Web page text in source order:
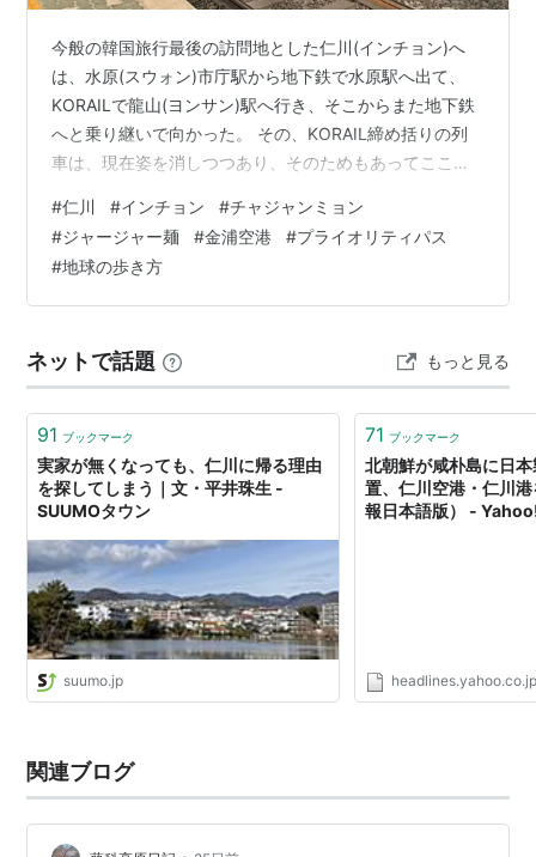
→仁川ユナイテッドFC
今般の韓国旅行最後の訪問地とした仁川(インチョン)へ
は、水原(スウォン)市庁駅から地下鉄で水原駅へ出て、
KORAILで龍山(ヨンサン)駅へ行き、そこからまた地下鉄
へと乗り継いで向かった。 その、KORAIL締め括りの列
車は、現在姿を消しつつあり、そのためもあってここま
KTX, ITXという高速列車が多数運行されている今、急行
のムグンファ号と比べるとその位置付けがはっきりしな
くなっていることが、セマウル号の立場をより危うくし
ている理由だろう。 いつ廃止されるかわからない、乗る
う短時間ながら、その…
#仁川 #インチョン #チャジャンミョン
#ジャージャー麺 #金浦空港 #プライオリティパス
#地球の歩き方
ネットで話題 もっと見る
91 ブックマーク
実家が無くなっても、仁川に帰る理由
を探してしまう｜文・平井珠生 -
SUUMOタウン
suumo.jp
71 ブックマーク
北朝鮮が咸朴島に日
置、仁川空港・仁川
報日本語版） -
関連ブログ